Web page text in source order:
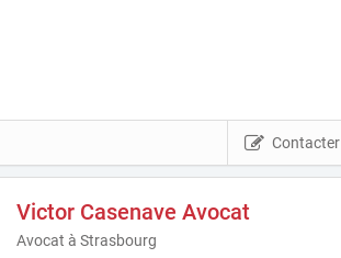
Contacter
Victor Casenave Avocat
Avocat à Strasbourg